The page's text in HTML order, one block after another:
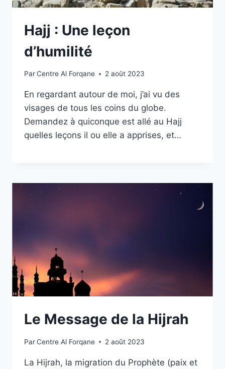
Hajj : Une leçon
d’humilité
ParCentre Al Forqane 2 août 2023
En regardant autour de moi, j’ai vu des
visages de tous les coins du globe.
Demandez à quiconque est allé au Hajj
quelles leçons il ou elle a apprises, et…
Le Message de la Hijrah
ParCentre Al Forqane 2 août 2023
La Hijrah, la migration du Prophète (paix et